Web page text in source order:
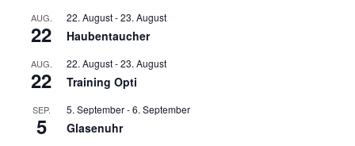
AUG.
22
22. August-23. August
Haubentaucher
AUG.
22
22. August-23. August
Training Opti
SEP.
5
5. September-6. September
Glasenuhr